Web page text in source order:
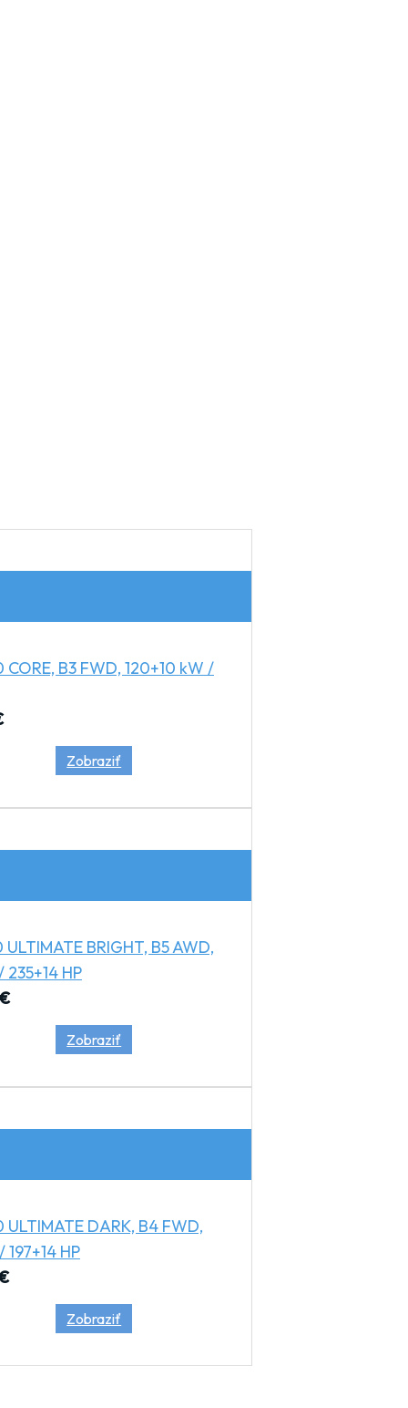
B3 FWD, 120+10 kW /
Zobraziť
BRIGHT, B5 AWD,
235+14 HP
Zobraziť
DARK, B4 FWD,
197+14 HP
Zobraziť